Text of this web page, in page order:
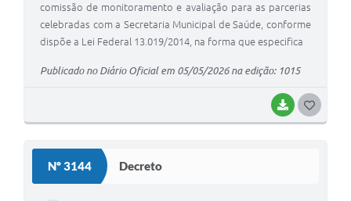
BAIXAR
comissão de monitoramento e avaliação para as parcerias
celebradas com a Secretaria Municipal de Saúde, conforme
dispõe a Lei Federal 13.019/2014, na forma que especifica
Publicado no Diário Oficial em 05/05/2026 na edição: 1015
Nº 3144 Decreto